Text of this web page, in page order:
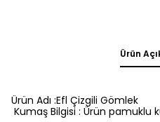
Ürün
Ürün Adı :Efl Çizgili Gömlek
Kumaş Bilgisi : Ürün pamuklu